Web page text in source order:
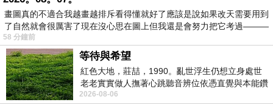
通常會使用更好的金屬材料與鍍層，好的接點能
降低電阻與氧化問題，長時間使用後依然維持穩
定導通，反過來說，品質較差的連接器在高負載
環境下，可能因熱脹冷縮或接觸壓力不足而產生
訊號問題，這種狀況在升級大容量記憶體後特別
容易被放大。
畫圖真的不適合我越畫越排斥看得懂就好了應該是說如果改天需要用到
了自然就會很厲害了現在沒心思在圖上但我還是會努力把它考過———
58 分鐘前
等待與希望
紅色大地，莊喆，1990。亂世浮生仍想立身處世
老老實實做人撫著心跳聽音辨位依憑直覺與本能鑽
向裂隙的亮處探索另一個心聲另一個共鳴的
2026-08-06